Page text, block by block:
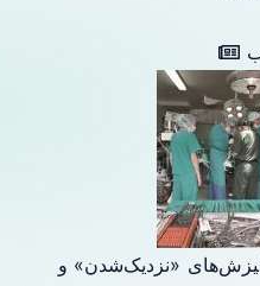
«نزدیک‌شدن» و